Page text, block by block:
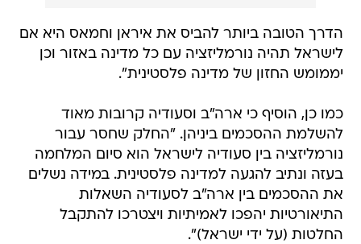
הדרך הטובה ביותר להביס את איראן וחמאס היא אם
לישראל תהיה נורמליזציה עם כל מדינה באזור וכן
יממומש החזון של מדינה פלסטינית".
כמו כן, הוסיף כי ארה"ב וסעודיה קרובות מאוד
להשלמת ההסכמים ביניהן. "החלק שחסר עבור
נורמליזציה בין סעודיה לישראל הוא סיום המלחמה
בעזה ונתיב להגעה למדינה פלסטינית. במידה נשלים
את ההסכמים בין ארה"ב לסעודיה השאלות
התיאורטיות יהפכו לאמיתיות ויצטרכו להתקבל
החלטות (על ידי ישראל)".